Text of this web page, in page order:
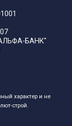
БАНК"
характер и не
строй.